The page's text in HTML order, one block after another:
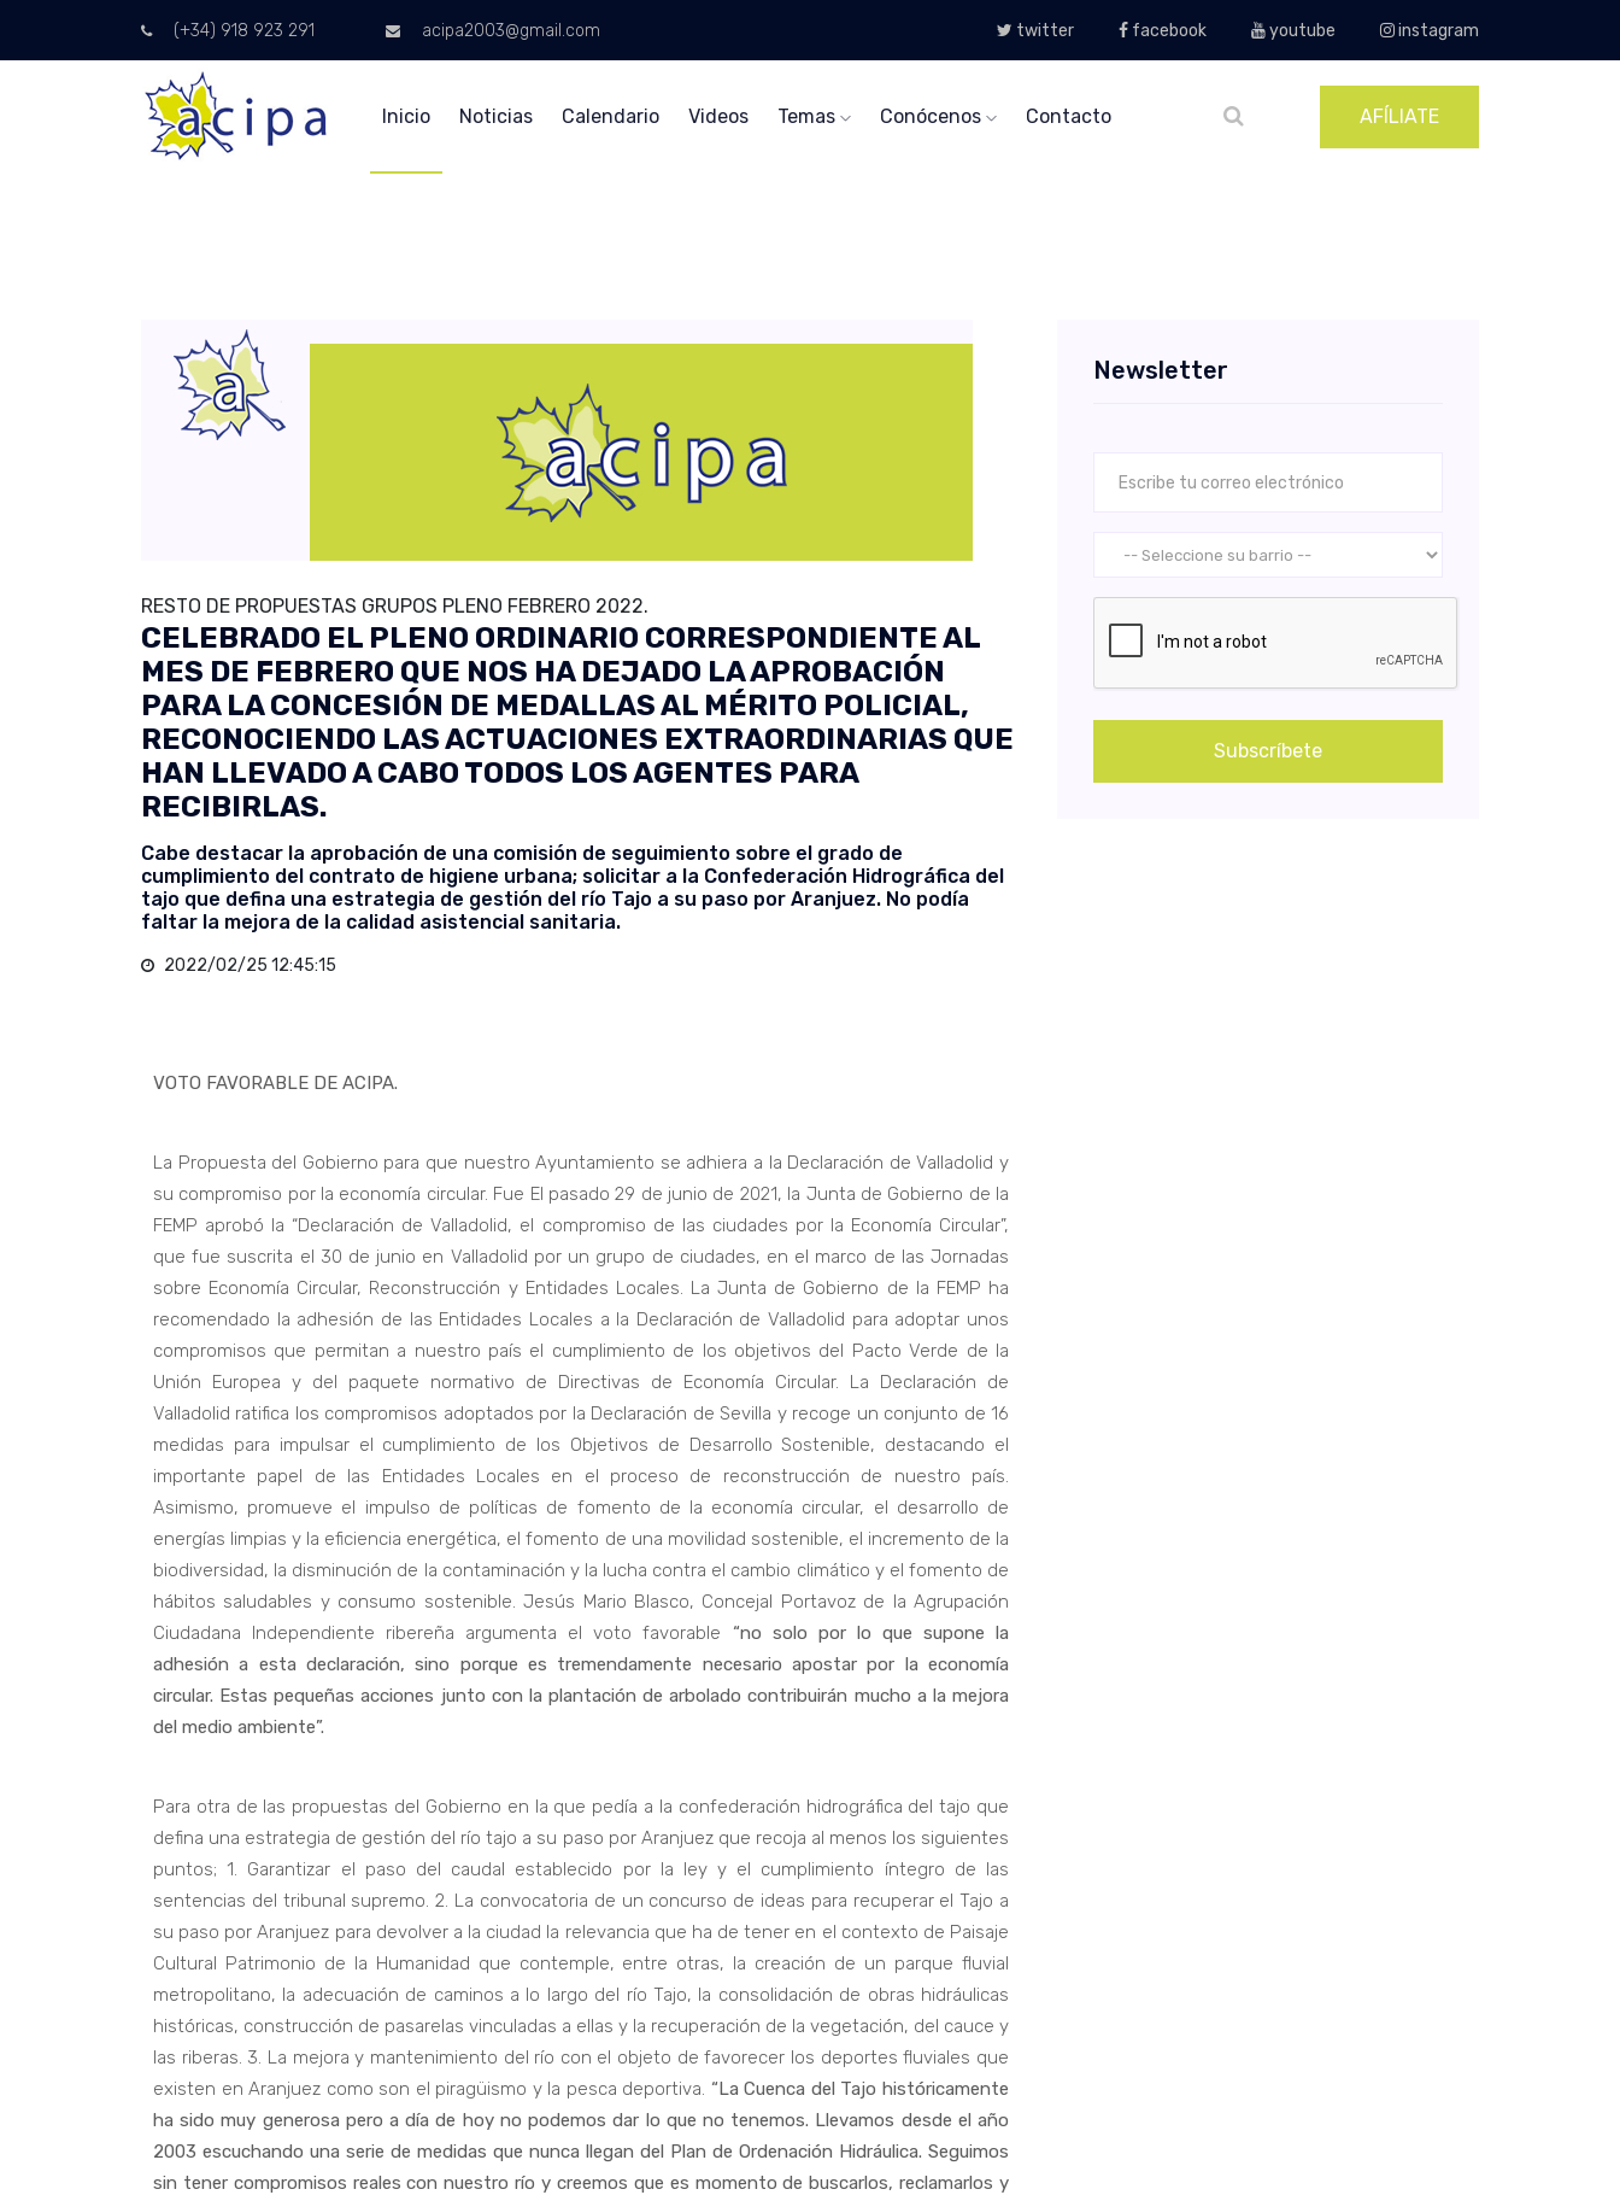
(+34) 918 923 291 acipa2003@gmail.com twitter facebook youtube instagram
Inicio Noticias Calendario Videos Temas Conócenos Contacto AFÍLIATE
RESTO DE PROPUESTAS GRUPOS PLENO FEBRERO 2022.
CELEBRADO EL PLENO ORDINARIO CORRESPONDIENTE AL
MES DE FEBRERO QUE NOS HA DEJADO LA APROBACIÓN
PARA LA CONCESIÓN DE MEDALLAS AL MÉRITO POLICIAL,
RECONOCIENDO LAS ACTUACIONES EXTRAORDINARIAS QUE
HAN LLEVADO A CABO TODOS LOS AGENTES PARA
RECIBIRLAS.
Cabe destacar la aprobación de una comisión de seguimiento sobre el grado de
cumplimiento del contrato de higiene urbana; solicitar a la Confederación Hidrográfica del
tajo que defina una estrategia de gestión del río Tajo a su paso por Aranjuez. No podía
faltar la mejora de la calidad asistencial sanitaria.
2022/02/25 12:45:15
VOTO FAVORABLE DE ACIPA.
La Propuesta del Gobierno para que nuestro Ayuntamiento se adhiera a la Declaración de Valladolid y
su compromiso por la economía circular. Fue El pasado 29 de junio de 2021, la Junta de Gobierno de la
FEMP aprobó la “Declaración de Valladolid, el compromiso de las ciudades por la Economía Circular”,
que fue suscrita el 30 de junio en Valladolid por un grupo de ciudades, en el marco de las Jornadas
sobre Economía Circular, Reconstrucción y Entidades Locales. La Junta de Gobierno de la FEMP ha
recomendado la adhesión de las Entidades Locales a la Declaración de Valladolid para adoptar unos
compromisos que permitan a nuestro país el cumplimiento de los objetivos del Pacto Verde de la
Unión Europea y del paquete normativo de Directivas de Economía Circular. La Declaración de
Valladolid ratifica los compromisos adoptados por la Declaración de Sevilla y recoge un conjunto de 16
medidas para impulsar el cumplimiento de los Objetivos de Desarrollo Sostenible, destacando el
importante papel de las Entidades Locales en el proceso de reconstrucción de nuestro país.
Asimismo, promueve el impulso de políticas de fomento de la economía circular, el desarrollo de
energías limpias y la eficiencia energética, el fomento de una movilidad sostenible, el incremento de la
biodiversidad, la disminución de la contaminación y la lucha contra el cambio climático y el fomento de
hábitos saludables y consumo sostenible. Jesús Mario Blasco, Concejal Portavoz de la Agrupación
Ciudadana Independiente ribereña argumenta el voto favorable “no solo por lo que supone la
adhesión a esta declaración, sino porque es tremendamente necesario apostar por la economía
circular. Estas pequeñas acciones junto con la plantación de arbolado contribuirán mucho a la mejora
del medio ambiente”.
Para otra de las propuestas del Gobierno en la que pedía a la confederación hidrográfica del tajo que
defina una estrategia de gestión del río tajo a su paso por Aranjuez que recoja al menos los siguientes
puntos; 1. Garantizar el paso del caudal establecido por la ley y el cumplimiento íntegro de las
sentencias del tribunal supremo. 2. La convocatoria de un concurso de ideas para recuperar el Tajo a
su paso por Aranjuez para devolver a la ciudad la relevancia que ha de tener en el contexto de Paisaje
Cultural Patrimonio de la Humanidad que contemple, entre otras, la creación de un parque fluvial
metropolitano, la adecuación de caminos a lo largo del río Tajo, la consolidación de obras hidráulicas
históricas, construcción de pasarelas vinculadas a ellas y la recuperación de la vegetación, del cauce y
las riberas. 3. La mejora y mantenimiento del río con el objeto de favorecer los deportes fluviales que
existen en Aranjuez como son el piragüismo y la pesca deportiva. “La Cuenca del Tajo históricamente
ha sido muy generosa pero a día de hoy no podemos dar lo que no tenemos. Llevamos desde el año
2003 escuchando una serie de medidas que nunca llegan del Plan de Ordenación Hidráulica. Seguimos
sin tener compromisos reales con nuestro río y creemos que es momento de buscarlos, reclamarlos y
Newsletter
Subscríbete